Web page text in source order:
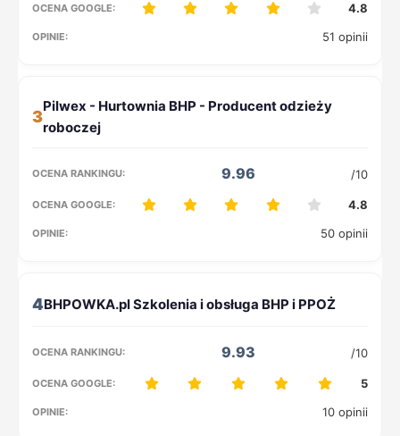
4.8
51 opinii
3
9.96 /10
4.8
50 opinii
4
9.93 /10
5
10 opinii